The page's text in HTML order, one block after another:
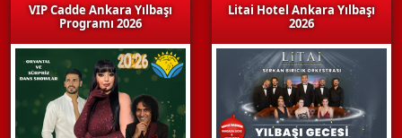
VIP Cadde Ankara Yılbaşı
Programı 2026
Litai Hotel Ankara Yılbaşı
2026